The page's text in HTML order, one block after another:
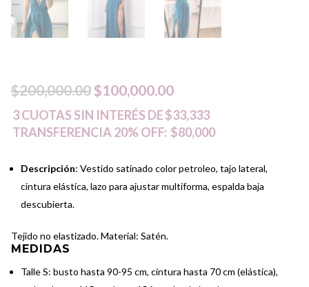
$200,000.00 El
precio
original
era:
$200,000.00.
$100,000.00El
precio
actual
es:
$100,000.00.
3 CUOTAS SIN INTERÉS DE$33,333
TRANSFERENCIA 20% OFF: $80,000
Descripción: Vestido satinado color petroleo, tajo lateral,
cintura elástica, lazo para ajustar multiforma, espalda baja
descubierta.
Tejido no elastizado. Material: Satén.
MEDIDAS
Talle S: busto hasta 90-95 cm, cintura hasta 70 cm (elástica),